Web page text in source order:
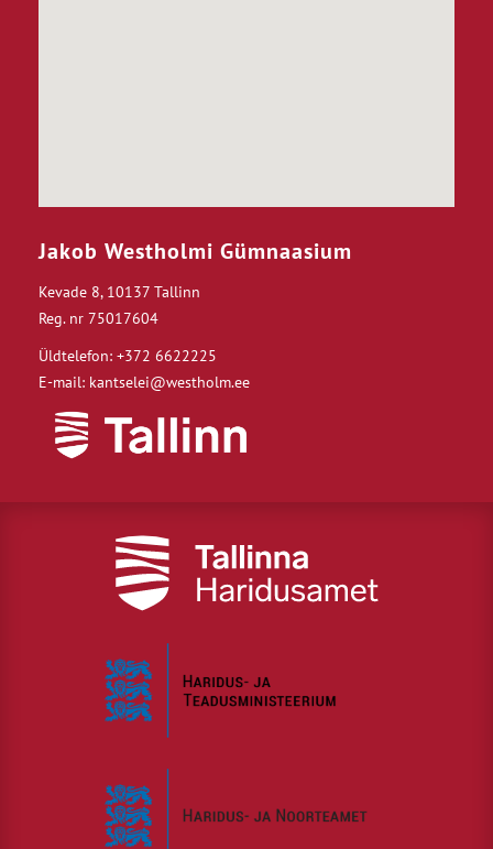
Jakob Westholmi Gümnaasium
Kevade 8, 10137 Tallinn
Reg. nr 75017604
Üldtelefon: +372 6622225
E-mail: kantselei@westholm.ee